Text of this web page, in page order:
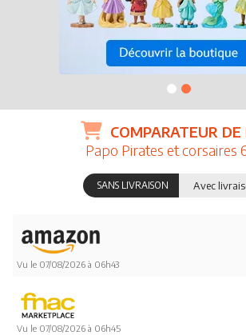
COMPARATEUR DE
Papo Pirates et corsaires
SANS LIVRAISON Avec
Vu le 07/08/2026 à 06h43
Vu le 07/08/2026 à 06h45